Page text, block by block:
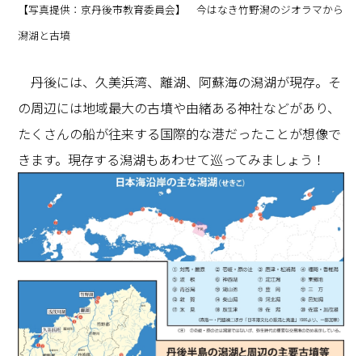
【写真提供：京丹後市教育委員会】 今はなき竹野潟のジオラマから
潟湖と古墳
丹後には、久美浜湾、離湖、阿蘇海の潟湖が現存。そ
の周辺には地域最大の古墳や由緒ある神社などがあり、
たくさんの船が往来する国際的な港だったことが想像で
きます。現存する潟湖もあわせて巡ってみましょう！